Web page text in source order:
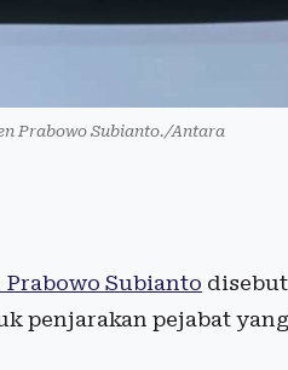
Prabowo Subianto./Antara
Prabowo Subianto
penjarakan pejabat